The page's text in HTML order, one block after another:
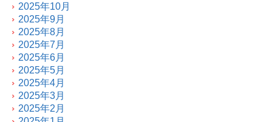
2025年10月
2025年9月
2025年8月
2025年7月
2025年6月
2025年5月
2025年4月
2025年3月
2025年2月